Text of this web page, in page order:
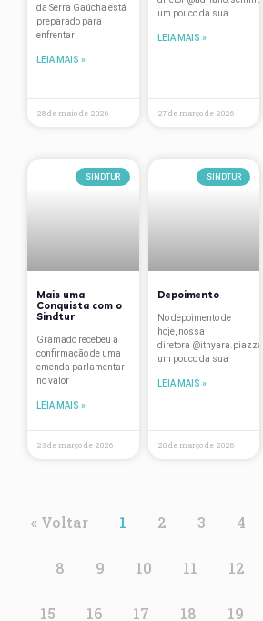
Travellers’ Choice
treinamentos
Vantagens associados
da Serra Gaúcha está
preparado para
enfrentar
LEIA MAIS »
28 de maio de 2026
um pouco da sua
LEIA MAIS »
27 de março de 2026
SINDTUR
Mais uma
Conquista com o
Sindtur
Gramado recebeu a
confirmação de uma
emenda parlamentar
no valor
LEIA MAIS »
23 de março de 2026
SINDTUR
Depoimento
No depoimento de
hoje, nossa
diretora @ithyara.piazza
um pouco da sua
LEIA MAIS »
20 de março de 2026
« Voltar 1 2 3 4
8 9 10 11 12
15 16 17 18 19